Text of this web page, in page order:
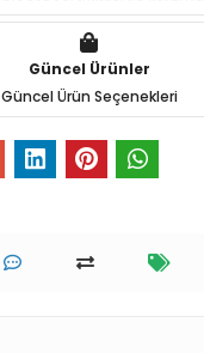
Güncel Ürünler
Güncel Ürün Seçenekleri